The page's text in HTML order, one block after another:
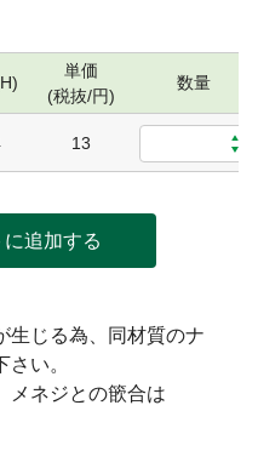
単価
(税抜/円)
数量
13
追加する
生じる為、同材質のナ
い。
メネジとの篏合は